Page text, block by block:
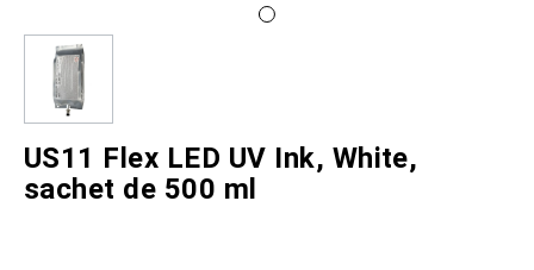
US11 Flex LED UV Ink, White,
sachet de 500 ml